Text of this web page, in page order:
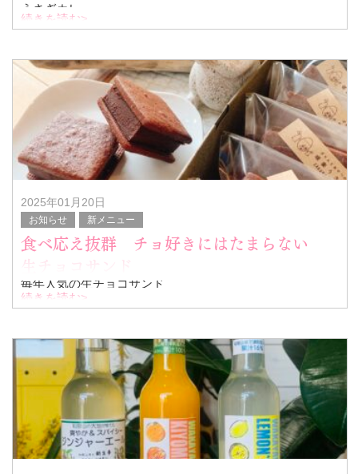
うさぎカレー
1歳から食べられるカレー登場！ くまちゃんカレーと形選
是非お試しください。
日本一小さな町 忠岡
続きを読む>
2025年01月20日
お知らせ 新メニュー
食べ応え抜群 チョ好きにはたまらない
生チョコサンド
毎年人気の生チョコサンド
カカオバリー社のミアメール使用
柔らかめがお好きな方はすこし常温に戻してからお召し上
がりください。
1個450円
5個入りギフトボックス 2350円
続きを読む>